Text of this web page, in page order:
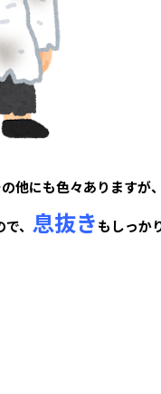
他にも色々ありますが、
、 息抜きもしっか